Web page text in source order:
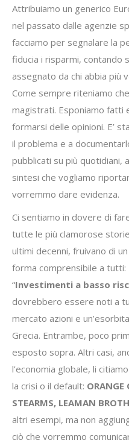
Attribuiamo un generico
nel passato dalle agenzie
facciamo per segnalare la
fiducia i risparmi, contando
assegnato da chi abbia più
Come sempre riteniamo
magistrati. Esponiamo fatti
formarsi delle opinioni. E’
il problema e a
pubblicati su più quotidiani,
sintesi che vogliamo
vorremmo dare evidenza.
Ci sentiamo in dovere di
tutte le più clamorose
ultimi decenni, fruivano di
forma comprensibile a tutti:
“Investimenti a basso
dovrebbero essere noti a
mercato azioni e
Grecia. Entrambe, poco
esposto sopra. Altri casi,
l’economia globale, li
la crisi o il default: ORANGE
STEARMS, LEAMAN
altri esempi, ma non
ciò che vorremmo